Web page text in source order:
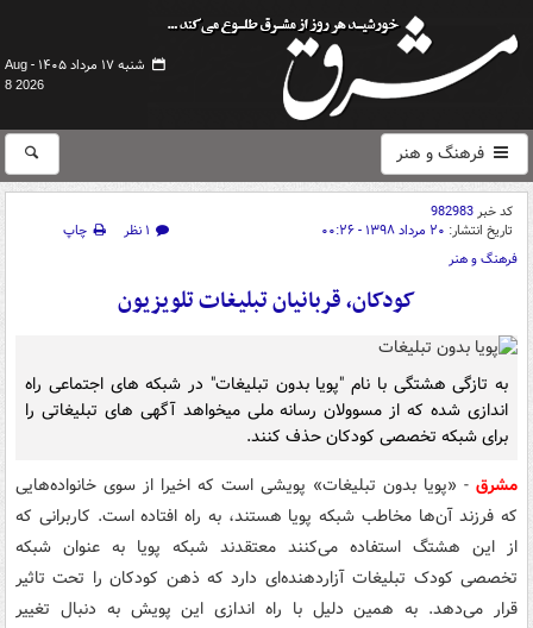
شنبه ۱۷ مرداد ۱۴۰۵ -
Aug
8 2026
فرهنگ و هنر
کد خبر982983
تاریخ انتشار: ۲۰ مرداد ۱۳۹۸ - ۰۰:۲۶ ۱ نظر
چاپ
فرهنگ و هنر
کودکان، قربانیان تبلیغات تلویزیون
به تازگی هشتگی با نام "پویا بدون تبلیغات" در شبکه های اجتماعی راه
اندازی شده که از مسوولان رسانه ملی میخواهد آگهی های تبلیغاتی را
برای شبکه تخصصی کودکان حذف کنند.
مشرق - «پویا بدون تبلیغات» پویشی است که اخیرا از سوی خانواده‌هایی
که فرزند آن‌ها مخاطب شبکه پویا هستند، به راه افتاده است. کاربرانی که
از این هشتگ استفاده می‌کنند معتقدند شبکه پویا به عنوان شبکه
تخصصی کودک تبلیغات آزاردهنده‌ای دارد که ذهن کودکان را تحت تاثیر
قرار می‌دهد. به همین دلیل با راه اندازی این پویش به دنبال تغییر